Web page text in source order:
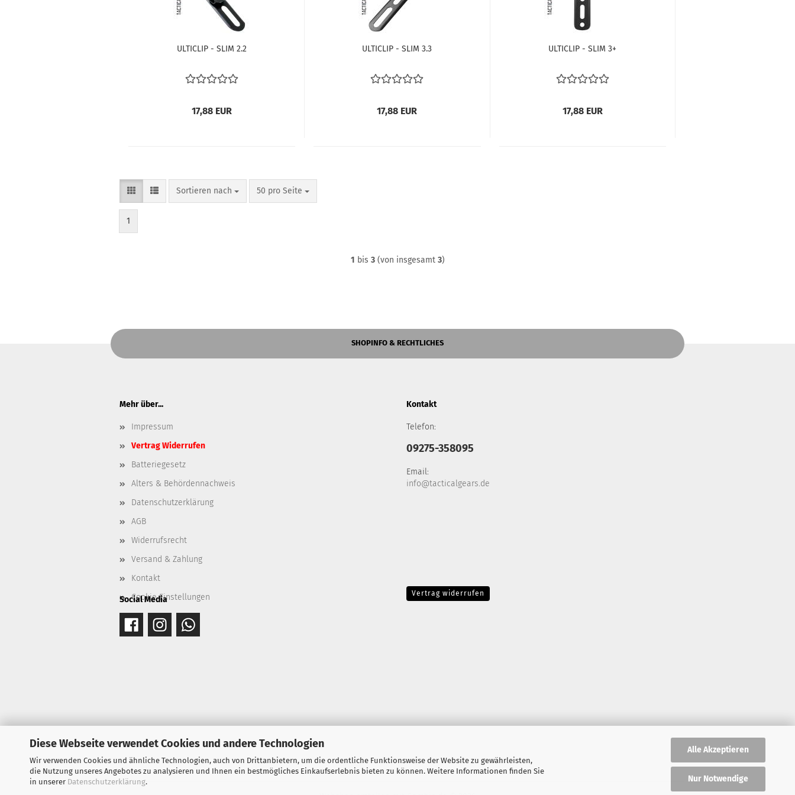
Diese Webseite verwendet Cookies und andere Technologien
Wir verwenden Cookies und ähnliche Technologien, auch von Drittanbietern, um die ordentliche Funktionsweise der Website zu gewährleisten,
die Nutzung unseres Angebotes zu analysieren und Ihnen ein bestmögliches Einkaufserlebnis bieten zu können. Weitere Informationen finden Sie
in unserer Datenschutzerklärung.
Alle Akzeptieren
Nur Notwendige
ULTICLIP - SLIM 2.2
17,88 EUR
ULTICLIP - SLIM 3.3
17,88 EUR
ULTICLIP - SLIM 3+
17,88 EUR
Sortieren nach
Sortieren nach 50 pro Seite
pro Seite
1
1 bis 3(von insgesamt 3)
SHOPINFO & RECHTLICHES
Mehr über...
Impressum
Vertrag Widerrufen
Batteriegesetz
Alters & Behördennachweis
Datenschutzerklärung
AGB
Widerrufsrecht
Versand & Zahlung
Kontakt
Cookie Einstellungen
Kontakt
Telefon:
09275-358095
Email:
info@tacticalgears.de
Social Media
Vertrag widerrufen